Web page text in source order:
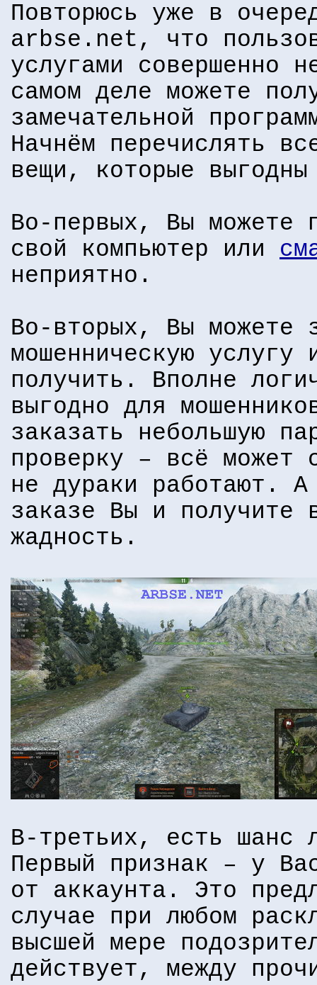
Повторюсь уже в
arbse.net, что
услугами совершенно
самом деле можете
замечательной
Начнём перечислять
вещи, которые
Во-первых, Вы можете
свой компьютер или
неприятно.
Во-вторых, Вы можете
мошенническую услугу
получить. Вполне
выгодно для
заказать небольшую
проверку – всё может
не дураки работают.
заказе Вы и получите
жадность.
В-третьих, есть шанс
Первый признак – у
от аккаунта. Это
случае при любом
высшей мере
действует, между